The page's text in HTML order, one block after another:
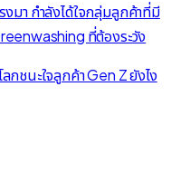
งมา กำลังได้ใจกลุ่มลูกค้าที่มี
ที่ต้องระวัง